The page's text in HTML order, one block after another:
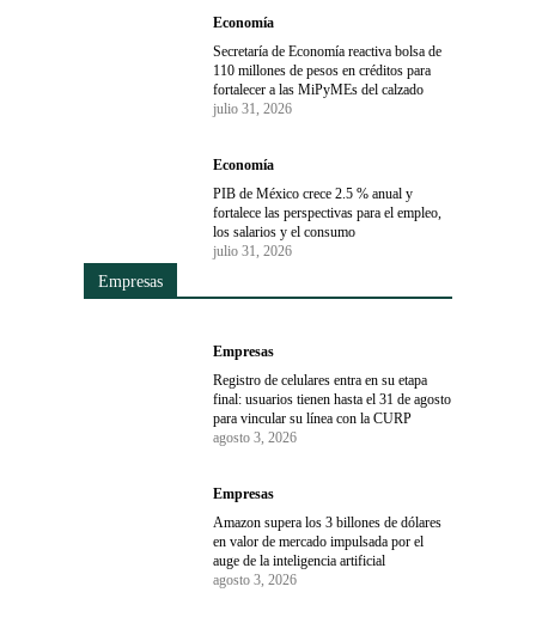
Economía
Secretaría de Economía reactiva bolsa de
110 millones de pesos en créditos para
fortalecer a las MiPyMEs del calzado
julio 31, 2026
Economía
PIB de México crece 2.5 % anual y
fortalece las perspectivas para el empleo,
los salarios y el consumo
julio 31, 2026
Empresas
Empresas
Registro de celulares entra en su etapa
final: usuarios tienen hasta el 31 de agosto
para vincular su línea con la CURP
agosto 3, 2026
Empresas
Amazon supera los 3 billones de dólares
en valor de mercado impulsada por el
auge de la inteligencia artificial
agosto 3, 2026